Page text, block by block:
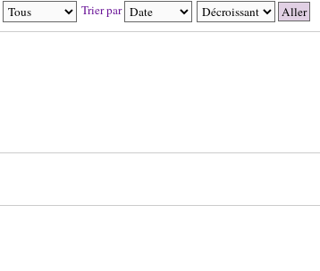
Trier par